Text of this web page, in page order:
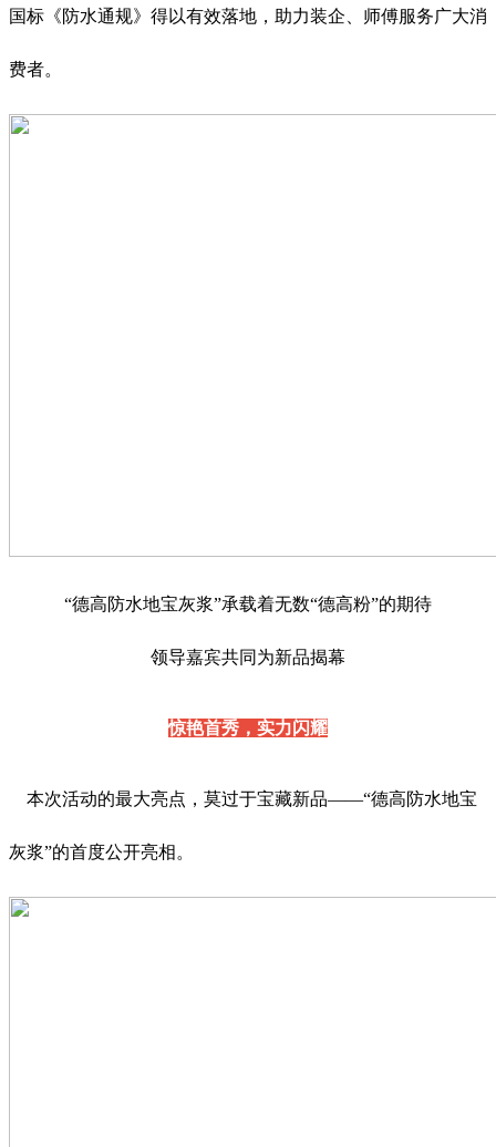
国标《防水通规》得以有效落地，助力装企、师傅服务广大消
费者。
“德高防水地宝灰浆”承载着无数“德高粉”的期待
领导嘉宾共同为新品揭幕
惊艳首秀，实力闪耀
本次活动的最大亮点，莫过于宝藏新品——“德高防水地宝
灰浆”的首度公开亮相。